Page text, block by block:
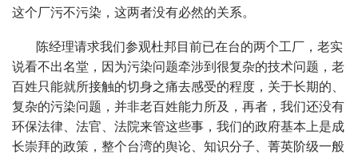
这个厂污不污染，这两者没有必然的关系。
陈经理请求我们参观杜邦目前已在台的两个工厂，老实
说看不出名堂，因为污染问题牵涉到很复杂的技术问题，老
百姓只能就所接触的切身之痛去感受的程度，关于长期的、
复杂的污染问题，并非老百姓能力所及，再者，我们还没有
环保法律、法官、法院来管这些事，我们的政府基本上是成
长崇拜的政策，整个台湾的舆论、知识分子、菁英阶级一般